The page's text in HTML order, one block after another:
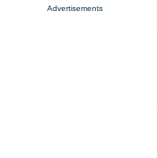
Advertisements